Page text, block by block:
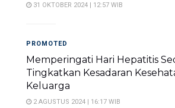
31 OKTOBER 2024 | 12:57 WIB
PROMOTED
Memperingati Hari Hepatitis
Tingkatkan Kesadaran
Keluarga
2 AGUSTUS 2024 | 16:17 WIB